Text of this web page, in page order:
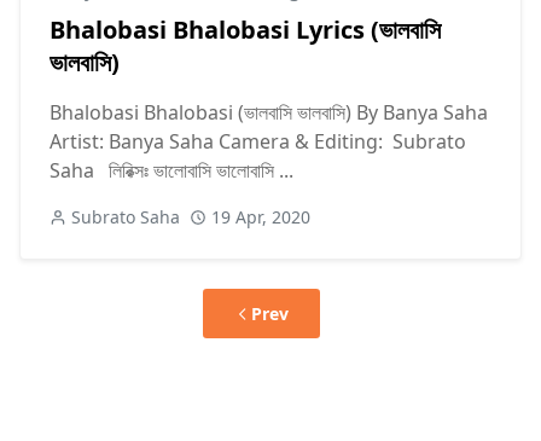
Bhalobasi Bhalobasi Lyrics (ভালবাসি
ভালবাসি)
Bhalobasi Bhalobasi (ভালবাসি ভালবাসি) By Banya Saha
Artist: Banya Saha Camera & Editing: Subrato
Saha লিরিক্সঃ ভালোবাসি ভালোবাসি ...
Subrato Saha 19 Apr, 2020
Prev